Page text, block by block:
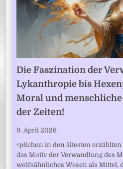
Die Faszination der
Lykanthropie bis
Moral und
der Zeiten!
9. April 2026
<pSchon in den ältesten
das Motiv der Verwandlung des
wolfsähnliches Wesen als Mittel,